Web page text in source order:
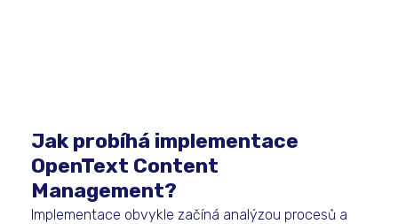
Jak probíhá implementace
OpenText Content
Management?
Implementace obvykle začíná analýzou procesů a